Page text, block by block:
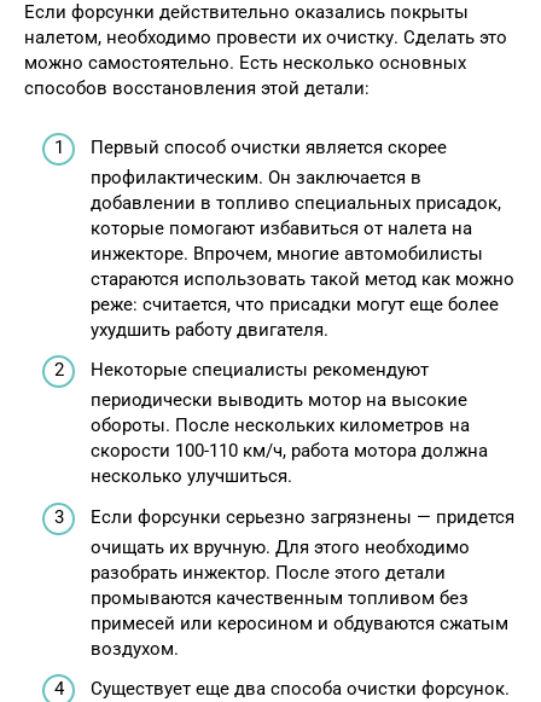
Если форсунки действительно оказались покрыты
налетом, необходимо провести их очистку. Сделать это
можно самостоятельно. Есть несколько основных
способов восстановления этой детали:
Первый способ очистки является скорее
профилактическим. Он заключается в
добавлении в топливо специальных присадок,
которые помогают избавиться от налета на
инжекторе. Впрочем, многие автомобилисты
стараются использовать такой метод как можно
реже: считается, что присадки могут еще более
ухудшить работу двигателя.
Некоторые специалисты рекомендуют
периодически выводить мотор на высокие
обороты. После нескольких километров на
скорости 100-110 км/ч, работа мотора должна
несколько улучшиться.
Если форсунки серьезно загрязнены — придется
очищать их вручную. Для этого необходимо
разобрать инжектор. После этого детали
промываются качественным топливом без
примесей или керосином и обдуваются сжатым
воздухом.
Существует еще два способа очистки форсунок.